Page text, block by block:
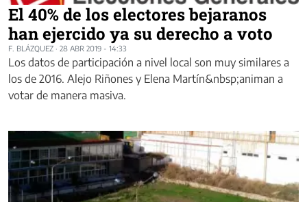
El 40% de los electores bejaranos
han ejercido ya su derecho a voto
F. BLÁZQUEZ · 28 ABR 2019 - 14:33
Los datos de participación a nivel local son muy similares a
los de 2016. Alejo Riñones y Elena Martín&nbsp;animan a
votar de manera masiva.